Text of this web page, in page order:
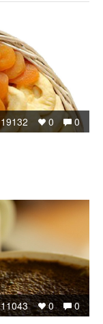
0
0
19132
0
0
11043